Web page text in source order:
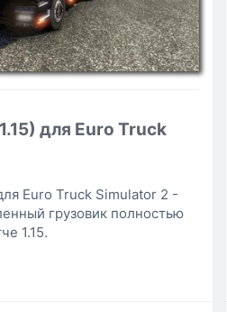
для Euro Truck
Euro Truck Simulator 2 -
грузовик полностью
1.15.